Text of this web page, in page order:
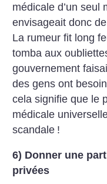
médicale d’un seul
envisageait donc
La rumeur fit long
tomba aux
gouvernement
des gens ont
cela signifie que le
médicale
scandale !
6) Donner une
privées